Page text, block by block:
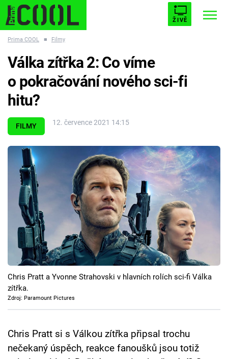
ŽIVĚ
ESCAPE PLNEJ KOTEL AVENGERS 5
Témata
Filmy
Seriály
Hry
Cool Esport
Pořady
TV Program
Přihlášení
Prima COOL ■ Filmy
FILMY 12. července 2021 14:15
Válka zítřka 2: Co víme
o pokračování nového sci-fi
hitu?
Chris Pratt a Yvonne Strahovski v hlavních rolích sci-fi Válka
zítřka.
Zdroj: Paramount Pictures
Chris Pratt si s Válkou zítřka připsal trochu
nečekaný úspěch, reakce fanoušků jsou totiž